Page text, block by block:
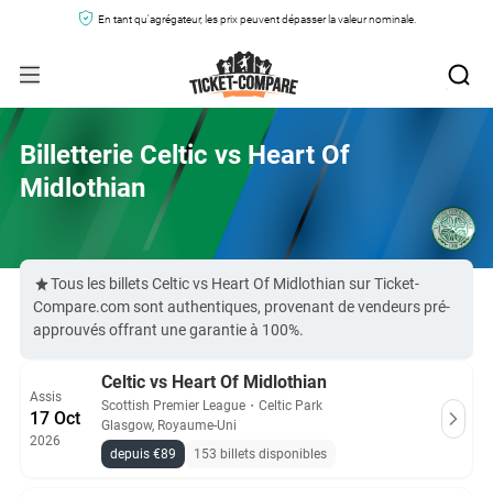
En tant qu'agrégateur, les prix peuvent dépasser la valeur nominale.
Billetterie Celtic vs Heart Of
Midlothian
Tous les billets Celtic vs Heart Of Midlothian sur Ticket-
Compare.com sont authentiques, provenant de vendeurs pré-
approuvés offrant une garantie à 100%.
Assis
17 Oct
2026
Celtic vs Heart Of Midlothian
Scottish Premier League ・ Celtic Park
Glasgow, Royaume-Uni
depuis €89
153 billets disponibles